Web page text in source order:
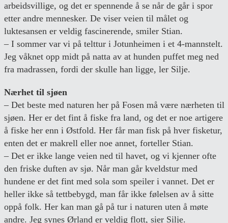
arbeidsvillige, og det er spennende å se når de går i spor
etter andre mennesker. De viser veien til målet og
luktesansen er veldig fascinerende, smiler Stian.
– I sommer var vi på telttur i Jotunheimen i et 4-mannstelt.
Jeg våknet opp midt på natta av at hunden puffet meg ned
fra madrassen, fordi der skulle han ligge, ler Silje.
Nærhet til sjøen
– Det beste med naturen her på Fosen må være nærheten til
sjøen. Her er det fint å fiske fra land, og det er noe artigere
å fiske her enn i Østfold. Her får man fisk på hver fisketur,
enten det er makrell eller noe annet, forteller Stian.
– Det er ikke lange veien ned til havet, og vi kjenner ofte
den friske duften av sjø. Når man går kveldstur med
hundene er det fint med sola som speiler i vannet. Det er
heller ikke så tettbebygd, man får ikke følelsen av å sitte
oppå folk. Her kan man gå på tur i naturen uten å møte
andre. Jeg synes Ørland er veldig flott, sier Silje.